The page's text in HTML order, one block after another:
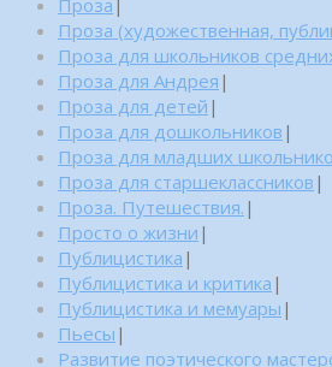
Проза (художественная,
Проза для школьников
Проза для Андрея |
Проза для детей |
Проза для дошкольников |
Проза для младших
Проза для старшеклассников |
Проза. Путешествия. |
Просто о жизни |
Публицистика |
Публицистика и критика |
Публицистика и мемуары |
Пьесы |
Развитие поэтического